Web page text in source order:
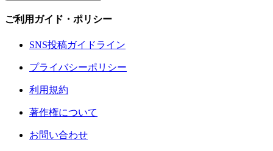
ご利用ガイド・ポリシー
SNS投稿ガイドライン
プライバシーポリシー
利用規約
著作権について
お問い合わせ